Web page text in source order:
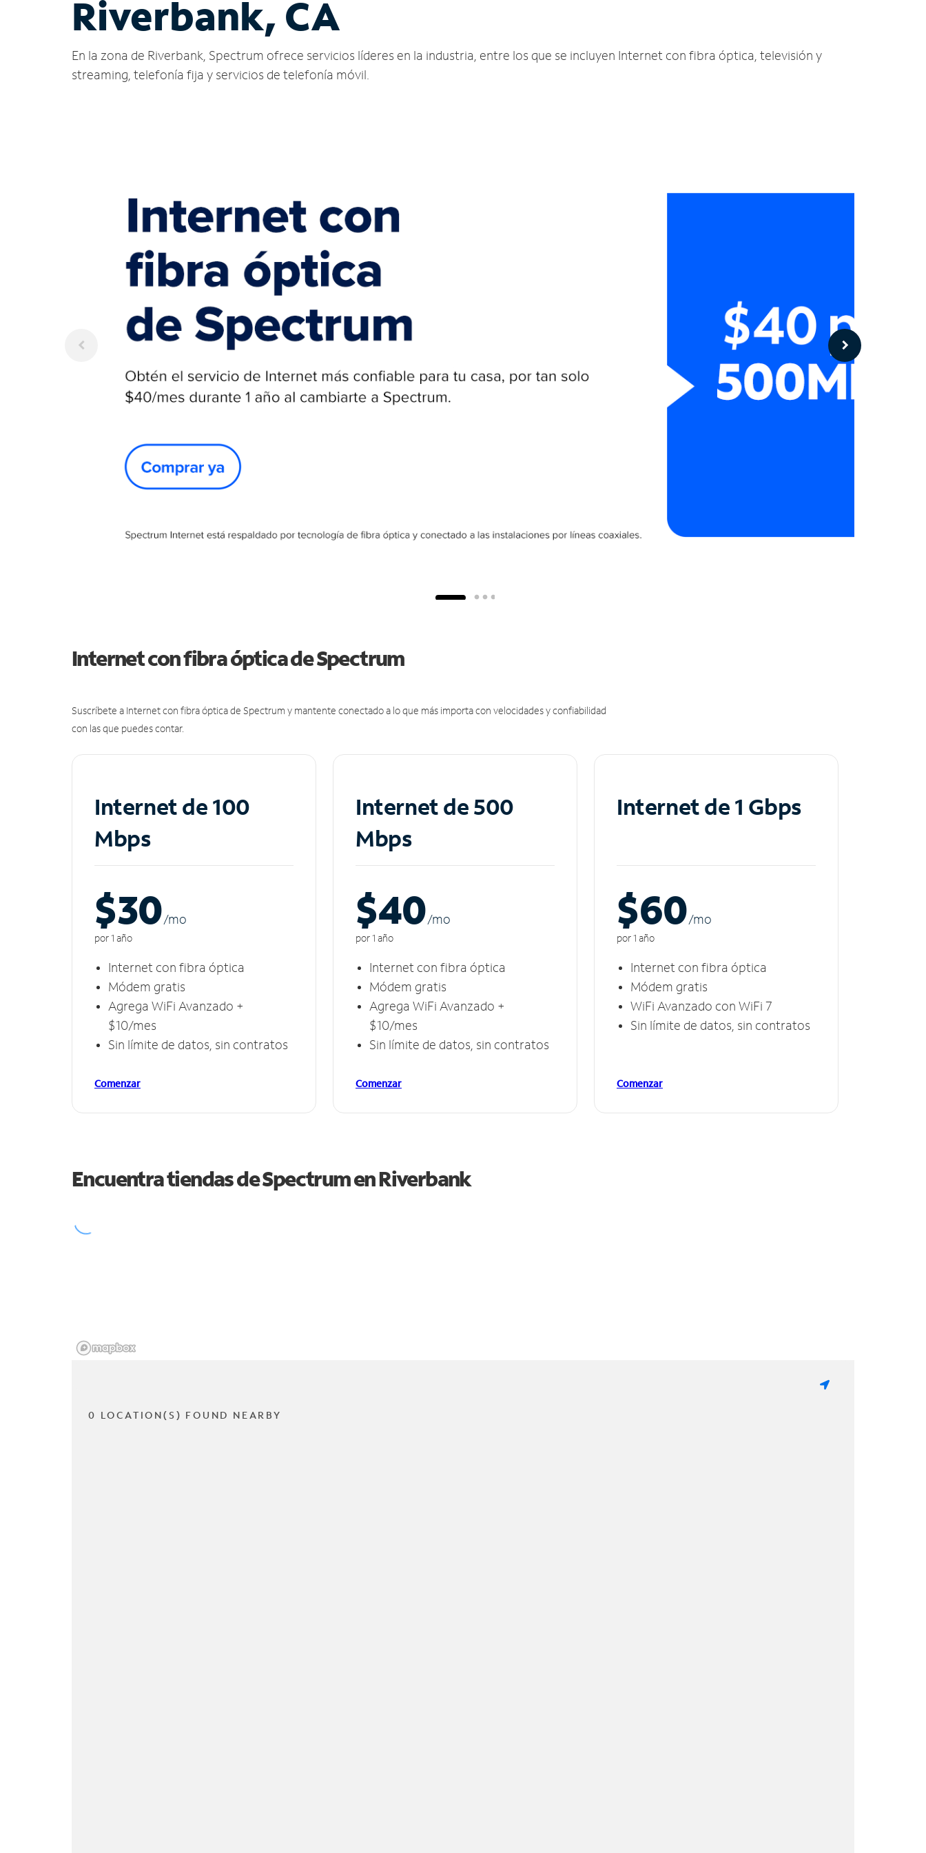
Riverbank, CA
En la zona de Riverbank, Spectrum ofrece servicios líderes en la industria, entre los que se incluyen Internet con fibra óptica, televisión y
streaming, telefonía fija y servicios de telefonía móvil.
Internet con fibra óptica de Spectrum
Suscríbete a Internet con fibra óptica de Spectrum y mantente conectado a lo que más importa con velocidades y confiabilidad
con las que puedes contar.
Internet de 100
Mbps
$30/mo
por 1 año
Internet con fibra óptica
Módem gratis
Agrega WiFi Avanzado +
$10/mes
Sin límite de datos, sin contratos
Comenzar
Internet de 500
Mbps
$40/mo
por 1 año
Internet con fibra óptica
Módem gratis
Agrega WiFi Avanzado +
$10/mes
Sin límite de datos, sin contratos
Comenzar
Internet de 1 Gbps
$60/mo
por 1 año
Internet con fibra óptica
Módem gratis
WiFi Avanzado con WiFi 7
Sin límite de datos, sin contratos
Comenzar
Encuentra tiendas de Spectrum enRiverbank
0 LOCATION(S) FOUND NEARBY